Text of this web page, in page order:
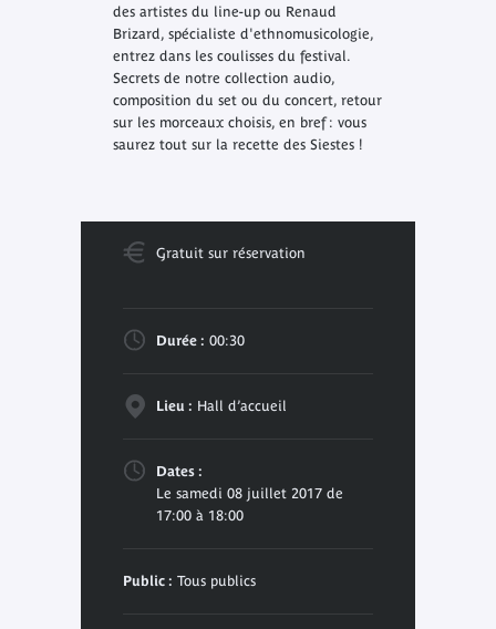
des artistes du line-up ou Renaud
Brizard, spécialiste d'ethnomusicologie,
entrez dans les coulisses du festival.
Secrets de notre collection audio,
composition du set ou du concert, retour
sur les morceaux choisis, en bref : vous
saurez tout sur la recette des Siestes !
Gratuit sur réservation
Durée : 00:30
Lieu : Hall d’accueil
Dates :
Le samedi 08 juillet 2017 de
17:00 à 18:00
Public : Tous publics